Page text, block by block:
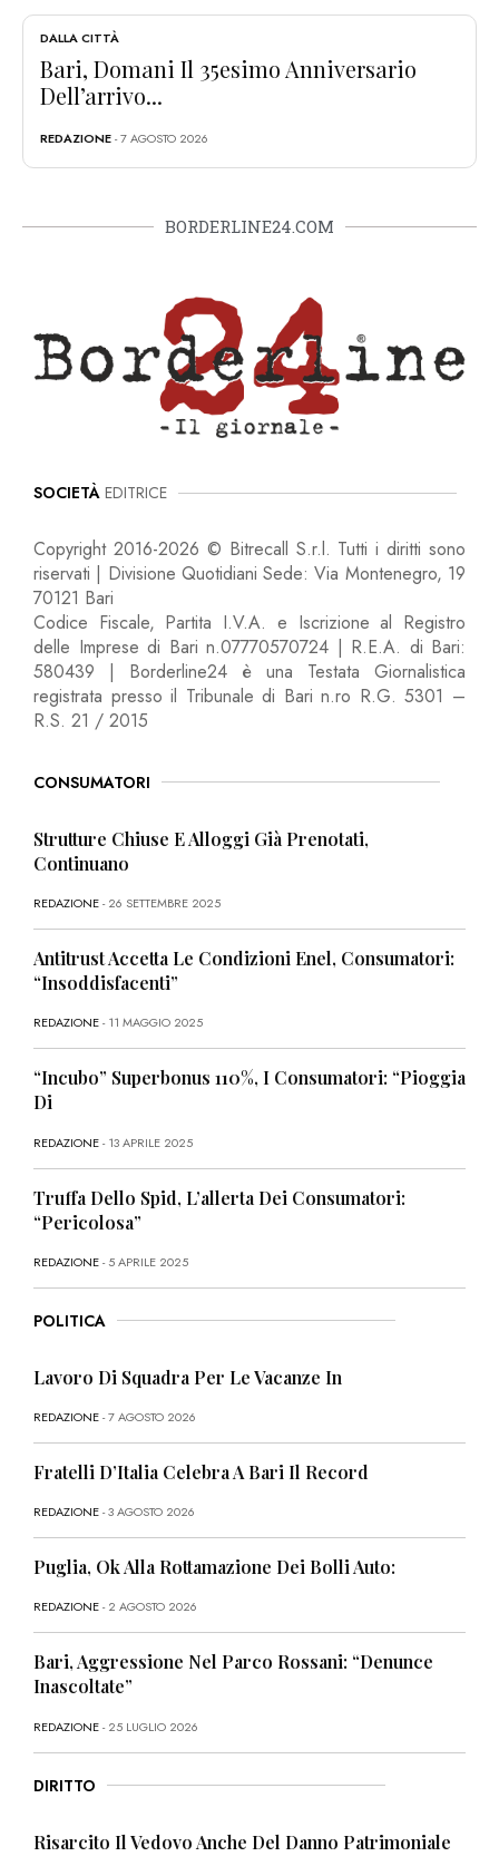
DALLA CITTÀ
Bari, Domani Il 35esimo Anniversario
Dell’arrivo...
REDAZIONE- 7 AGOSTO 2026
BORDERLINE24.COM
SOCIETÀ EDITRICE
Copyright 2016-2026 © Bitrecall S.r.l. Tutti i diritti sono
riservati | Divisione Quotidiani Sede: Via Montenegro, 19
70121 Bari
Codice Fiscale, Partita I.V.A. e Iscrizione al Registro
delle Imprese di Bari n.07770570724 | R.E.A. di Bari:
580439 | Borderline24 è una Testata Giornalistica
registrata presso il Tribunale di Bari n.ro R.G. 5301 –
R.S. 21 / 2015
CONSUMATORI
Strutture Chiuse E Alloggi Già Prenotati,
Continuano
REDAZIONE- 26 SETTEMBRE 2025
Antitrust Accetta Le Condizioni Enel, Consumatori:
“Insoddisfacenti”
REDAZIONE- 11 MAGGIO 2025
“Incubo” Superbonus 110%, I Consumatori: “Pioggia
Di
REDAZIONE- 13 APRILE 2025
Truffa Dello Spid, L’allerta Dei Consumatori:
“Pericolosa”
REDAZIONE- 5 APRILE 2025
POLITICA
Lavoro Di Squadra Per Le Vacanze In
REDAZIONE- 7 AGOSTO 2026
Fratelli D’Italia Celebra A Bari Il Record
REDAZIONE- 3 AGOSTO 2026
Puglia, Ok Alla Rottamazione Dei Bolli Auto:
REDAZIONE- 2 AGOSTO 2026
Bari, Aggressione Nel Parco Rossani: “Denunce
Inascoltate”
REDAZIONE- 25 LUGLIO 2026
DIRITTO
Risarcito Il Vedovo Anche Del Danno Patrimoniale